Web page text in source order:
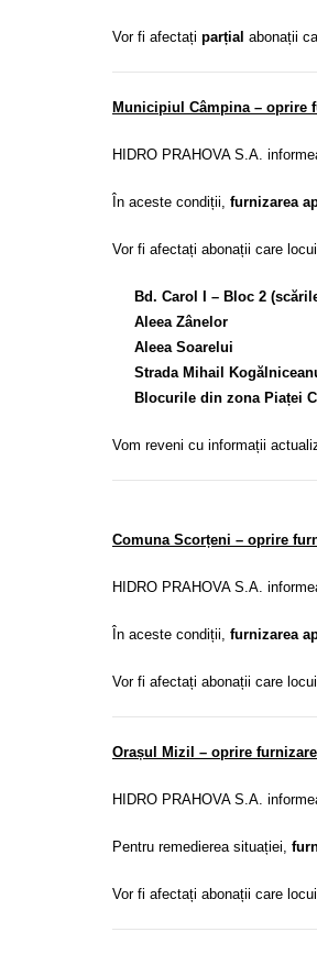
Vor fi afectați parțial abonații
Municipiul Câmpina – oprire
HIDRO PRAHOVA S.A.
În aceste condiții, furnizarea
Vor fi afectați abonații care
Bd. Carol I – Bloc 2
Aleea Zânelor
Aleea Soarelui
Strada Mihail
Blocurile din zona Piaței
Vom reveni cu informații
Comuna Scorțeni – oprire
HIDRO PRAHOVA S.A.
În aceste condiții, furnizarea
Vor fi afectați abonații care
Orașul Mizil – oprire
HIDRO PRAHOVA S.A.
Pentru remedierea situației,
Vor fi afectați abonații care